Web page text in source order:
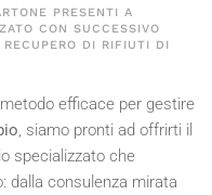
PRESENTI A
CON SUCCESSIVO
DI RIFIUTI DI
efficace per gestire
, siamo pronti ad offrirti il
specializzato che
dalla consulenza mirata